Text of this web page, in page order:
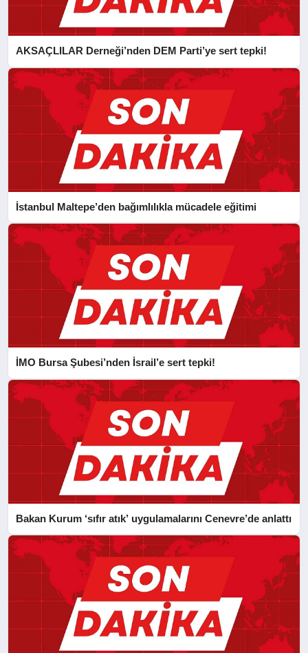
AKSAÇLILAR Derneği’nden DEM Parti’ye sert tepki!
İstanbul Maltepe’den bağımlılıkla mücadele eğitimi
İMO Bursa Şubesi’nden İsrail’e sert tepki!
Bakan Kurum ‘sıfır atık’ uygulamalarını Cenevre’de anlattı